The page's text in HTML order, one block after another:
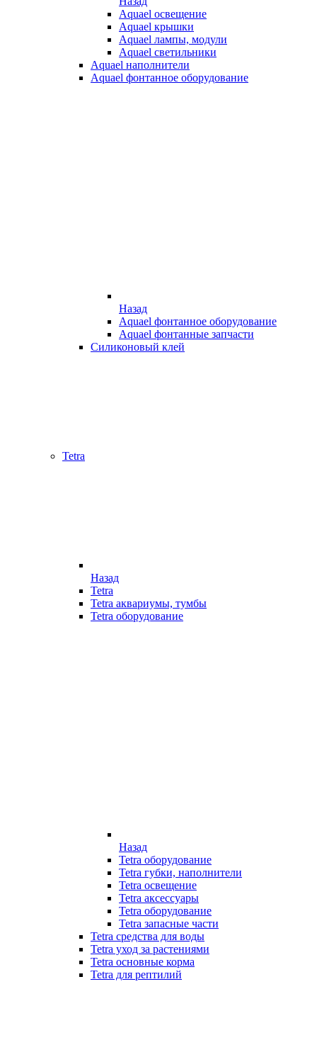
Aquael освещение
Aquael крышки
Aquael лампы, модули
Aquael светильники
Aquael наполнители
Aquael фонтанное оборудование
Назад
Aquael фонтанное оборудование
Aquael фонтанные запчасти
Силиконовый клей
Tetra
Назад
Tetra
Tetra аквариумы, тумбы
Tetra оборудование
Назад
Tetra оборудование
Tetra губки, наполнители
Tetra освещение
Tetra аксессуары
Tetra оборудование
Tetra запасные части
Tetra средства для воды
Tetra уход за растениями
Tetra основные корма
Tetra для рептилий